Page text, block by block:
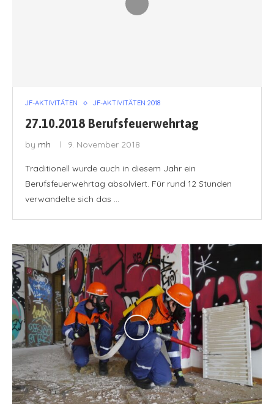
JF-AKTIVITÄTEN JF-AKTIVITÄTEN 2018
27.10.2018 Berufsfeuerwehrtag
by mh 9. November 2018
Traditionell wurde auch in diesem Jahr ein
Berufsfeuerwehrtag absolviert. Für rund 12 Stunden
verwandelte sich das …